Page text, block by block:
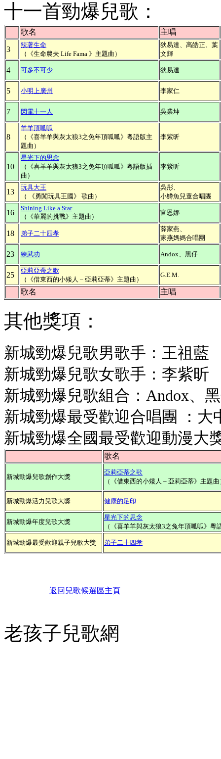
十一首勁爆兒歌：
歌名 主唱
3
辣著生命
（《生命農夫 Life Fama 》主題曲）
狄易達、高皓正、葉
文輝
4 可多不可少 狄易達
5 小明上廣州 李家仁
7 閃電十一人 吳業坤
8
羊羊頂呱呱
（《喜羊羊與灰太狼3之兔年頂呱呱》粵語版主
題曲）
李紫昕
10
星光下的思念
（《喜羊羊與灰太狼3之兔年頂呱呱》粵語版插
曲）
李紫昕
13
玩具大王
（ 《勇闖玩具王國》 歌曲）
吳彤、
小鱒魚兒童合唱團
16
Shining Like a Star
（《華麗的挑戰》主題曲）
官恩娜
18 弟子二十四孝
薛家燕、
家燕媽媽合唱團
23 練武功 Andox、黑仔
25
亞莉亞蒂之歌
（《借東西的小矮人 – 亞莉亞蒂》主題曲）
G.E.M.
歌名 主唱
其他獎項：
新城勁爆兒歌男歌手：王祖藍
新城勁爆兒歌女歌手：李紫昕
新城勁爆兒歌組合：Andox、
新城勁爆最受歡迎合唱團 ：
新城勁爆全國最受歡迎動漫大
歌名
新城勁爆兒歌創作大獎
亞莉亞蒂之歌
（《借東西的小矮人 – 亞莉亞蒂》主題曲
新城勁爆活力兒歌大獎 健康的足印
新城勁爆年度兒歌大獎
星光下的思念
（《喜羊羊與灰太狼3之兔年頂呱呱》粵
新城勁爆最受歡迎親子兒歌大獎 弟子二十四孝
返回兒歌候選區主頁
老孩子兒歌網